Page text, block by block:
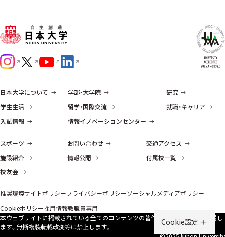
Cookie設定
日本大学について 学部・大学院
研究
学生生活
留学・国際交流
就職・キャリア
入試情報
情報イノベーションセンター
スポーツ お問い合わせ
交通アクセス
施設紹介
情報公開
付属校一覧
校友会
推奨環境サイトポリシープライバシーポリシーソーシャルメディアポリシー
Cookieポリシー採用情報教職員専用
本ウェブサイトに掲載されている全てのコンテンツの著作権は、原則、本学に帰属し
ます。無断複製転載改変等は禁⽌します。